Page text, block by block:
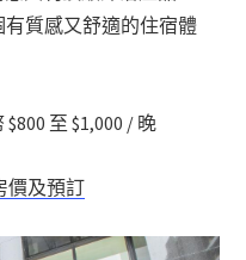
質感又舒適的住宿體
至 $1,000 / 晚
價及預訂